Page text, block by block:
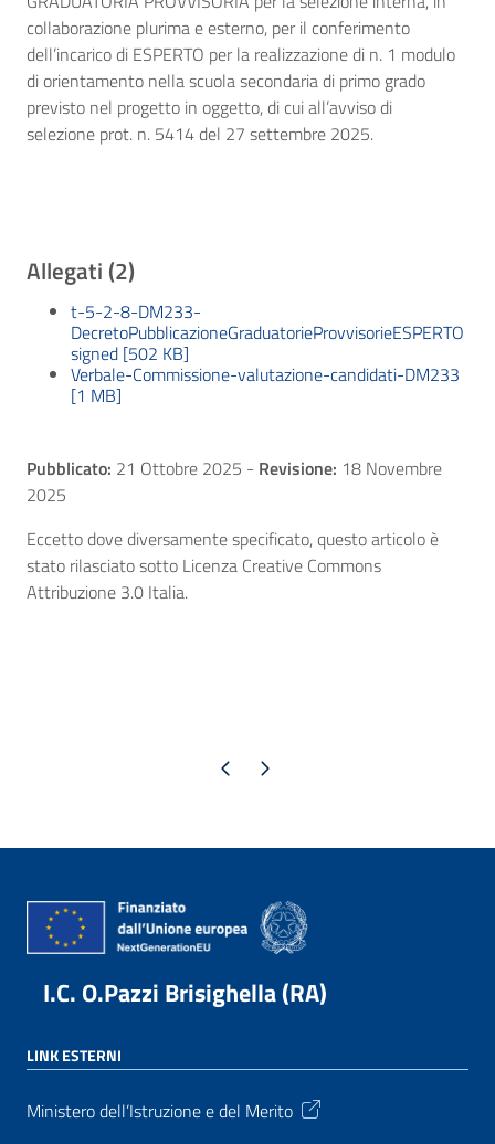
collaborazione plurima e esterno, per il conferimento
dell’incarico di ESPERTO per la realizzazione di n. 1 modulo
di orientamento nella scuola secondaria di primo grado
previsto nel progetto in oggetto, di cui all’avviso di
selezione prot. n. 5414 del 27 settembre 2025.
Allegati (2)
t-5-2-8-DM233-
DecretoPubblicazioneGraduatorieProvvisorieESPERTO
signed [502 KB]
Verbale-Commissione-valutazione-candidati-DM233
[1 MB]
Pubblicato: 21 Ottobre 2025 - Revisione: 18 Novembre
2025
Eccetto dove diversamente specificato, questo articolo è
stato rilasciato sotto Licenza Creative Commons
Attribuzione 3.0 Italia.
Pagina precedente
Pagina successiva
I.C. O.Pazzi Brisighella (RA)
LINK ESTERNI
Ministero dell’Istruzione e del Merito